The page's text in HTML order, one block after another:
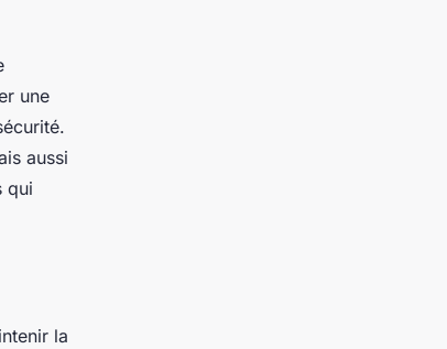
une
aussi
qui
la